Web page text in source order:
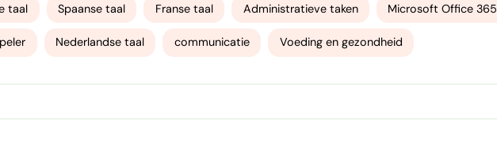
taal Spaanse taal Franse taal Administratieve taken Microsoft Office 365
Nederlandse taal communicatie Voeding en gezondheid